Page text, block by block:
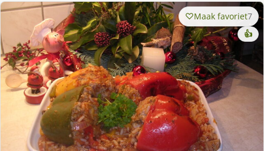
Maak favoriet7
👍